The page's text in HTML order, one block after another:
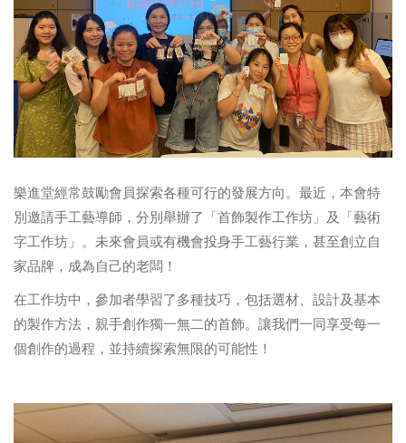
樂進堂經常鼓勵會員探索各種可行的發展方向。最近，本會特
別邀請手工藝導師，分別舉辦了「首飾製作工作坊」及「藝術
字工作坊」。未來會員或有機會投身手工藝行業，甚至創立自
家品牌，成為自己的老闆！
在工作坊中，參加者學習了多種技巧，包括選材、設計及基本
的製作方法，親手創作獨一無二的首飾。讓我們一同享受每一
個創作的過程，並持續探索無限的可能性！